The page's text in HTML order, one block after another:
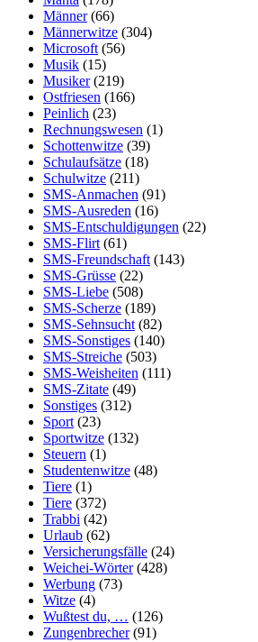
Männer(66)
Männerwitze (304)
Microsoft(56)
Musik (15)
Musiker(219)
Ostfriesen (166)
Peinlich (23)
Rechnungswesen (1)
Schottenwitze (39)
Schulaufsätze (18)
Schulwitze (211)
SMS-Anmachen (91)
SMS-Ausreden (16)
SMS-Entschuldigungen (22)
SMS-Flirt(61)
SMS-Freundschaft(143)
SMS-Grüsse (22)
SMS-Liebe (508)
SMS-Scherze (189)
SMS-Sehnsucht(82)
SMS-Sonstiges (140)
SMS-Streiche (503)
SMS-Weisheiten (111)
SMS-Zitate (49)
Sonstiges (312)
Sport(23)
Sportwitze (132)
Steuern (1)
Studentenwitze (48)
Tiere (1)
Tiere (372)
Trabbi (42)
Urlaub (62)
Versicherungsfälle (24)
Weichei-Wörter(428)
Werbung (73)
Witze (4)
Wußtest du, … (126)
Zungenbrecher(91)